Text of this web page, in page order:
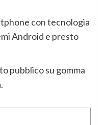
con tecnologia
Android e presto
pubblico su gomma